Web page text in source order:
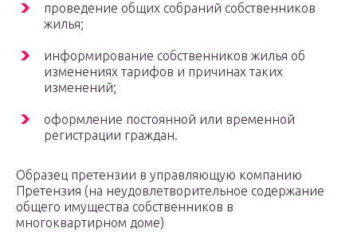
проведение общих собраний собственников
жилья;
информирование собственников жилья об
изменениях тарифов и причинах таких
изменений;
оформление постоянной или временной
регистрации граждан.
Образец претензии в управляющую компанию
Претензия (на неудовлетворительное содержание
общего имущества собственников в
многоквартирном доме)